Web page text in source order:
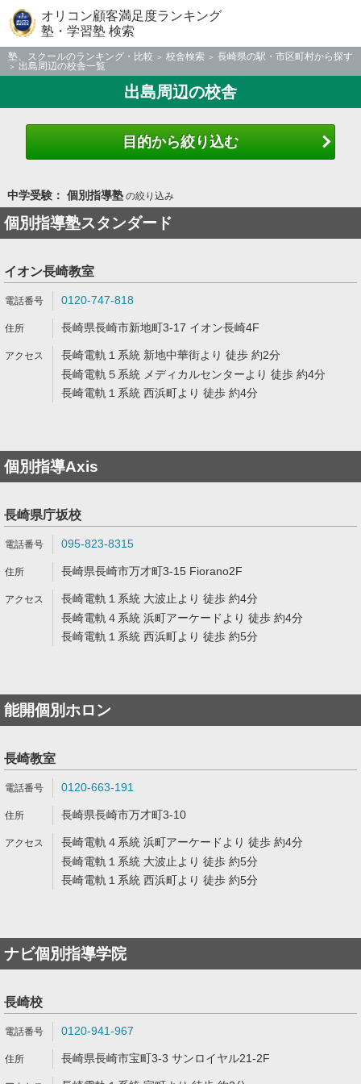
オリコン顧客満足度ランキング
塾・学習塾 検索
塾、スクールのランキング・比較 校舎検索
長崎県の駅・市区町村から探す
出島周辺の校舎一覧
出島周辺の校舎
目的から絞り込む
中学受験： 個別指導塾の絞り込み
個別指導塾スタンダード
イオン長崎教室
0120-747-818
長崎県長崎市新地町3-17 イオン長崎4F
長崎電軌１系統 新地中華街より 徒歩 約2分
長崎電軌５系統 メディカルセンターより 徒歩 約4分
長崎電軌１系統 西浜町より 徒歩 約4分
個別指導Axis
長崎県庁坂校
095-823-8315
長崎県長崎市万才町3-15 Fiorano2F
長崎電軌１系統 大波止より 徒歩 約4分
長崎電軌４系統 浜町アーケードより 徒歩 約4分
長崎電軌１系統 西浜町より 徒歩 約5分
能開個別ホロン
長崎教室
0120-663-191
長崎県長崎市万才町3-10
長崎電軌４系統 浜町アーケードより 徒歩 約4分
長崎電軌１系統 大波止より 徒歩 約5分
長崎電軌１系統 西浜町より 徒歩 約5分
ナビ個別指導学院
長崎校
0120-941-967
長崎県長崎市宝町3-3 サンロイヤル21-2F